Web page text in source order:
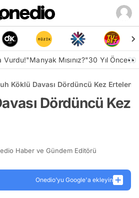
Vurdu!"Manyak Mısınız?"30 Yıl Önce👀
Köklü Davası Dördüncü Kez Ertelendi
Dördüncü Kez
Haber ve Gündem Editörü
Onedio’yu Google'a ekleyin